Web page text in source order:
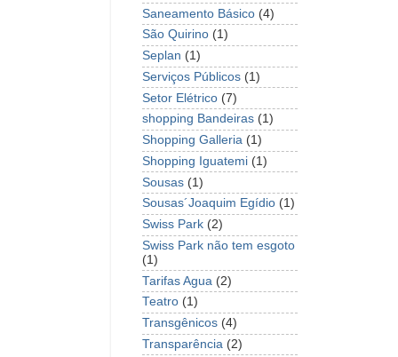
Saneamento Básico (4)
São Quirino (1)
Seplan (1)
Serviços Públicos (1)
Setor Elétrico (7)
shopping Bandeiras (1)
Shopping Galleria (1)
Shopping Iguatemi (1)
Sousas (1)
Sousas´Joaquim Egídio (1)
Swiss Park (2)
Swiss Park não tem esgoto
(1)
Tarifas Agua (2)
Teatro (1)
Transgênicos (4)
Transparência (2)